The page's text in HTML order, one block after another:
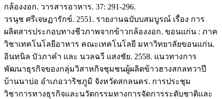
กล้องงอก. วารสารอาหาร. 37: 291-296.
วรนุช ศรีเจษฏารักข์. 2551. รายงานฉบับบสมบูรณ์ เรื่อง การ
ผลิตสารประกอบทางชีวภาพจากข้าวกล้องงอก. ขอนแก่น : ภาค
วิชาเทคโนโลยีอาหาร คณะเทคโนโลยี มหาวิทยาลัยขอนแก่น.
อินทนิล บัวภาคำ และ นวลฉวี แสงชัย. 2558. แนวทางการ
พัฒนาธุรกิจของกลุ่มวิสาหกิจชุมชนผู้ผลิตข้าวฮางสกลทวาปี
บ้านนาบ่อ อำเภอวาริชภูมิ จังหวัดสกลนคร. การประชุม
วิชาการทางธุรกิจและนวัตกรรมทางการจัดการระดับชาติและ